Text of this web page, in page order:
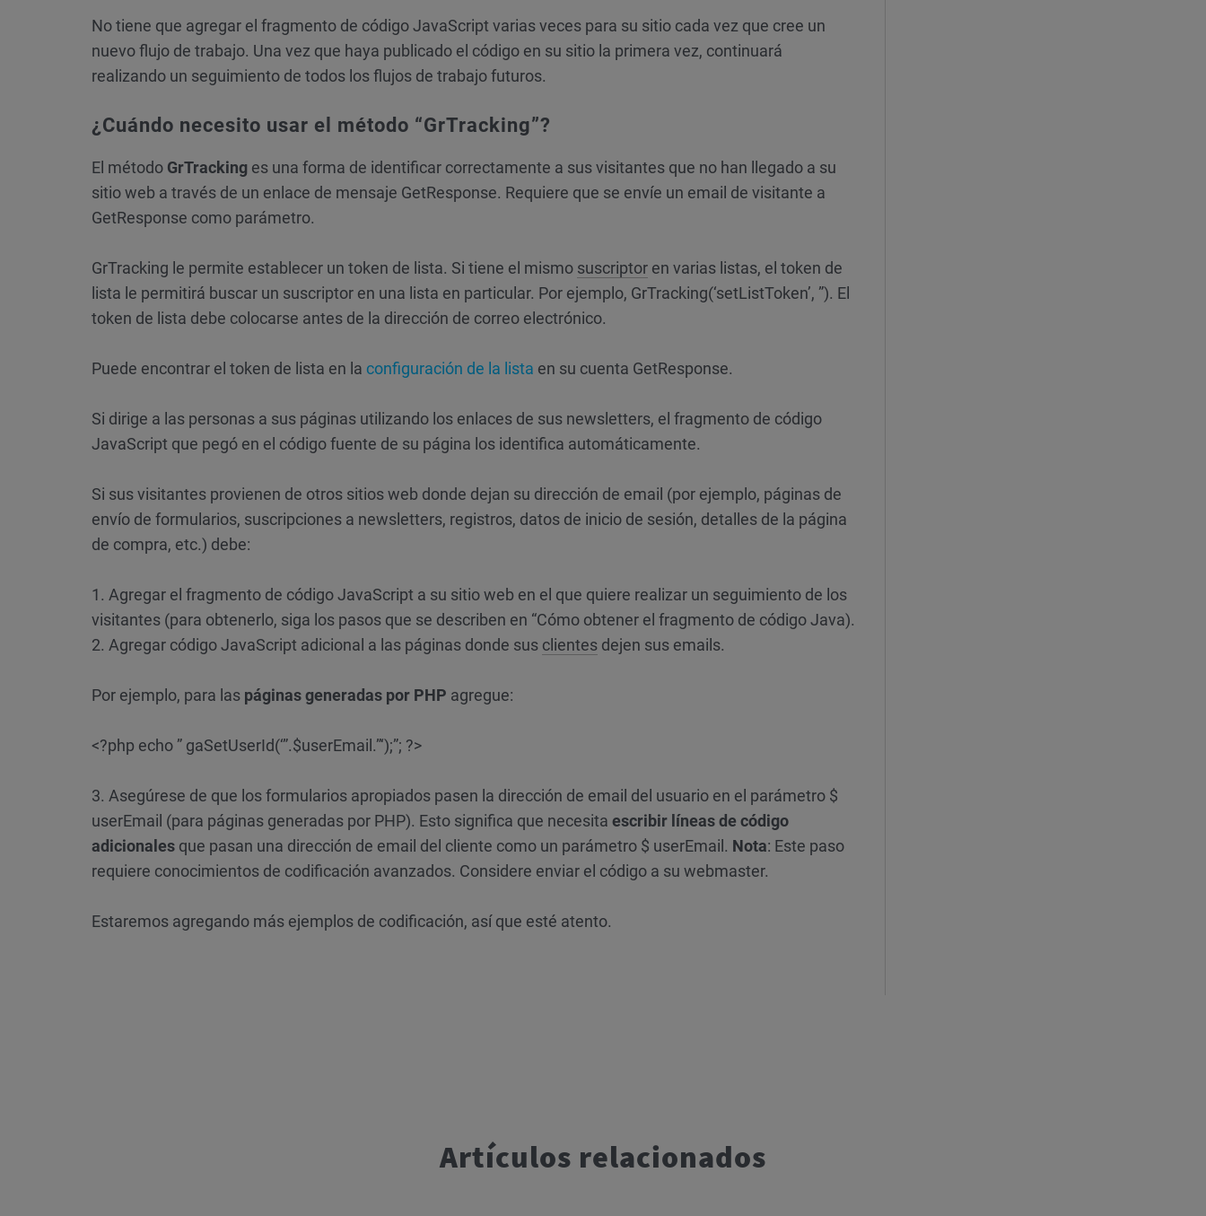
No tiene que agregar el fragmento de código JavaScript varias veces para su sitio cada vez que cree un
nuevo flujo de trabajo. Una vez que haya publicado el código en su sitio la primera vez, continuará
realizando un seguimiento de todos los flujos de trabajo futuros.
¿Cuándo necesito usar el método “GrTracking”?
El método GrTracking es una forma de identificar correctamente a sus visitantes que no han llegado a su
sitio web a través de un enlace de mensaje GetResponse. Requiere que se envíe un email de visitante a
GetResponse como parámetro.
GrTracking le permite establecer un token de lista. Si tiene el mismo suscriptor en varias listas, el token de
lista le permitirá buscar un suscriptor en una lista en particular. Por ejemplo, GrTracking(‘setListToken’, ”). El
token de lista debe colocarse antes de la dirección de correo electrónico.
Puede encontrar el token de lista en la configuración de la lista en su cuenta GetResponse.
Si dirige a las personas a sus páginas utilizando los enlaces de sus newsletters, el fragmento de código
JavaScript que pegó en el código fuente de su página los identifica automáticamente.
Si sus visitantes provienen de otros sitios web donde dejan su dirección de email (por ejemplo, páginas de
envío de formularios, suscripciones a newsletters, registros, datos de inicio de sesión, detalles de la página
de compra, etc.) debe:
1. Agregar el fragmento de código JavaScript a su sitio web en el que quiere realizar un seguimiento de los
visitantes (para obtenerlo, siga los pasos que se describen en “Cómo obtener el fragmento de código Java).
2. Agregar código JavaScript adicional a las páginas donde sus clientes dejen sus emails.
Por ejemplo, para las páginas generadas por PHP agregue:
<?php echo ” gaSetUserId(‘”.$userEmail.”‘);”; ?>
3. Asegúrese de que los formularios apropiados pasen la dirección de email del usuario en el parámetro $
userEmail (para páginas generadas por PHP). Esto significa que necesita escribir líneas de código
adicionales que pasan una dirección de email del cliente como un parámetro $ userEmail. Nota: Este paso
requiere conocimientos de codificación avanzados. Considere enviar el código a su webmaster.
Estaremos agregando más ejemplos de codificación, así que esté atento.
Artículos relacionados